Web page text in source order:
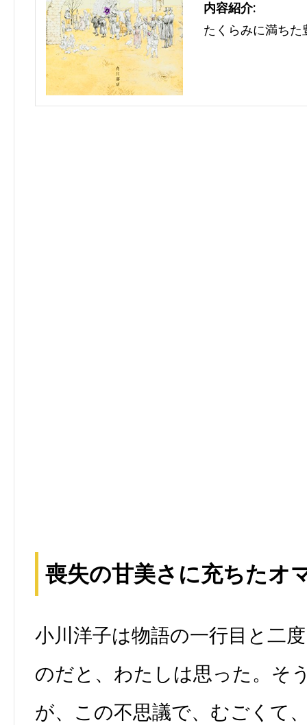
内容紹介:
たくらみに満ち
喪失の甘美さに充ちたオ
小川洋子は物語の一行目と二
のだと、わたしは思った。そ
が、この不思議で、むごくて